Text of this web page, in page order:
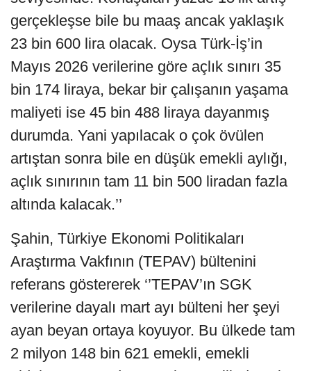
gerçekleşse bile bu maaş ancak yaklaşık
23 bin 600 lira olacak. Oysa Türk-İş’in
Mayıs 2026 verilerine göre açlık sınırı 35
bin 174 liraya, bekar bir çalışanın yaşama
maliyeti ise 45 bin 488 liraya dayanmış
durumda. Yani yapılacak o çok övülen
artıştan sonra bile en düşük emekli aylığı,
açlık sınırının tam 11 bin 500 liradan fazla
altında kalacak.’’
Şahin, Türkiye Ekonomi Politikaları
Araştırma Vakfının (TEPAV) bültenini
referans göstererek ‘’TEPAV’ın SGK
verilerine dayalı mart ayı bülteni her şeyi
ayan beyan ortaya koyuyor. Bu ülkede tam
2 milyon 148 bin 621 emekli, emekli